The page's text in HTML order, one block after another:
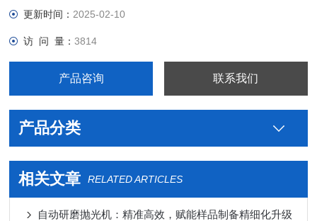
更新时间： 2025-02-10
访 问 量：3814
产品咨询 联系我们
产品分类
相关文章 RELATED ARTICLES
自动研磨抛光机：精准高效，赋能样品制备精细化升级